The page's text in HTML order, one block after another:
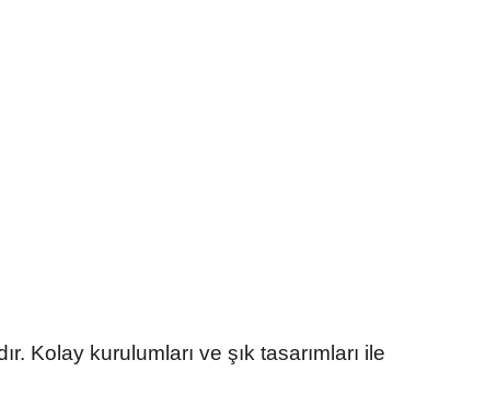
Kolay kurulumları ve şık tasarımları ile